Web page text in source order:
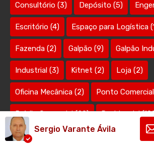
Consultório (3) Depósito (5)
Escritório (4) Espaço para Logística
Fazenda (2) Galpão (9) Galpão
Industrial (3) Kitnet (2) Loja (2)
Oficina Mecânica (2) Ponto Comercial
Prédio Comercial(20) Residencial
Restaurante Sala
Sergio Varante Ávila